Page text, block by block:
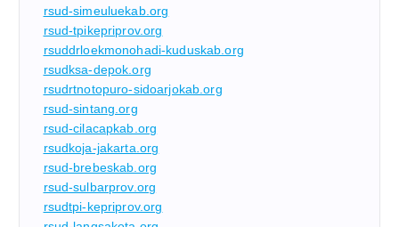
rsud-simeuluekab.org
rsud-tpikepriprov.org
rsuddrloekmonohadi-kuduskab.org
rsudksa-depok.org
rsudrtnotopuro-sidoarjokab.org
rsud-sintang.org
rsud-cilacapkab.org
rsudkoja-jakarta.org
rsud-brebeskab.org
rsud-sulbarprov.org
rsudtpi-kepriprov.org